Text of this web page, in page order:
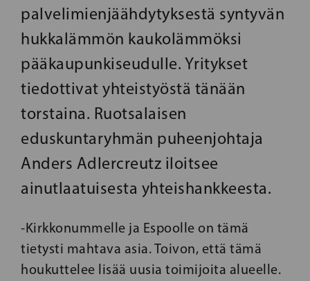
palvelimienjäähdytyksestä syntyvän
hukkalämmön kaukolämmöksi
pääkaupunkiseudulle. Yritykset
tiedottivat yhteistyöstä tänään
torstaina. Ruotsalaisen
eduskuntaryhmän puheenjohtaja
Anders Adlercreutz iloitsee
ainutlaatuisesta yhteishankkeesta.
-Kirkkonummelle ja Espoolle on tämä
tietysti mahtava asia. Toivon, että tämä
houkuttelee lisää uusia toimijoita alueelle.